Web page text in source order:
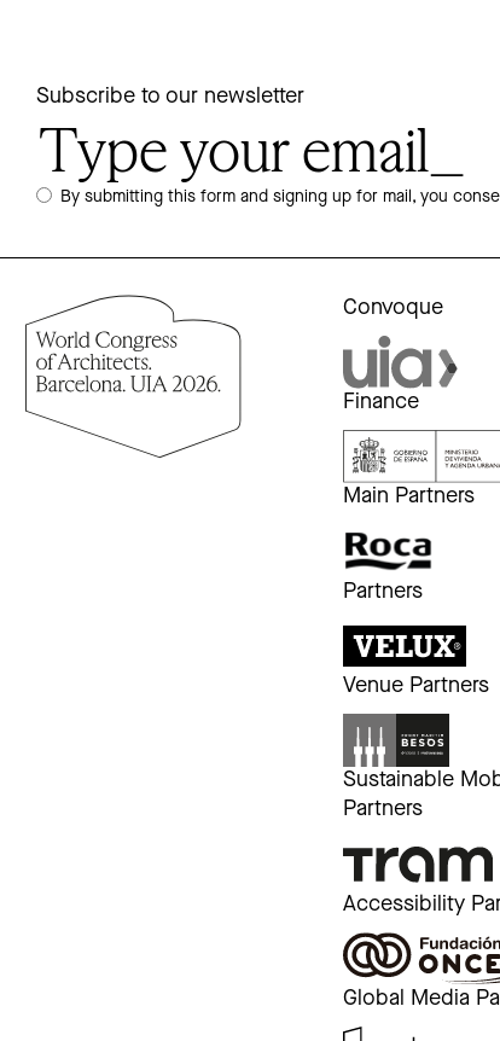
Subscribe to our newsletter
By submitting this form and signing up for mail, you
Convoque
Finance
Main Partners
Partners
Venue Partners
Sustainable
Partners
Accessibility
Global Media